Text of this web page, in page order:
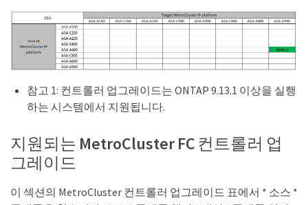
참고 1: 컨트롤러 업그레이드는 ONTAP 9.13.1 이상을 실행
하는 시스템에서 지원됩니다.
지원되는 MetroCluster FC 컨트롤러 업
그레이드
이 섹션의 MetroCluster 컨트롤러 업그레이드 표에서 * 소스 *